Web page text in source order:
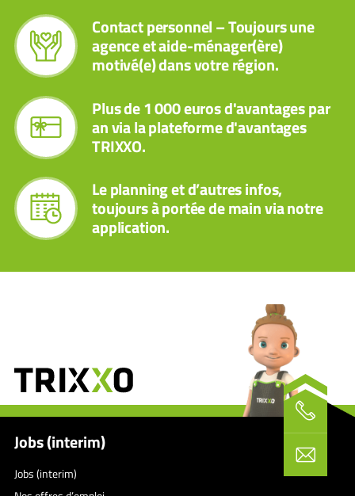
Contact personnel – Toujours une
agence et aide-ménager(ère)
motivé(e) dans votre région.
Plus de 1 000 euros d'avantages par
an via la plateforme d'avantages
TRIXXO.
Le planning et d’autres infos,
toujours à portée de main via notre
application.
Jobs (interim)
Jobs (interim)